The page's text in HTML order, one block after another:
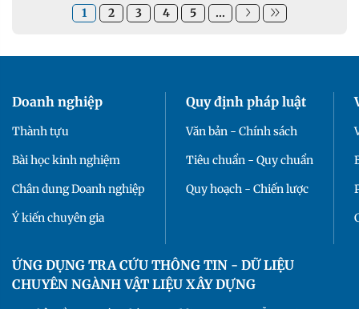
1 2 3 4 5 ...
Doanh nghiệp
Thành tựu
Bài học kinh nghiệm
Chân dung Doanh nghiệp
Ý kiến chuyên gia
Quy định pháp luật
Văn bản - Chính sách
Tiêu chuẩn - Quy chuẩn
Quy hoạch - Chiến lược
ỨNG DỤNG TRA CỨU THÔNG TIN - DỮ LIỆU
CHUYÊN NGÀNH VẬT LIỆU XÂY DỰNG